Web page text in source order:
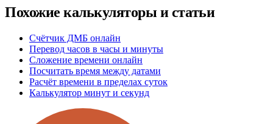
Похожие калькуляторы и статьи
Счётчик ДМБ онлайн
Перевод часов в часы и минуты
Сложение времени онлайн
Посчитать время между датами
Расчёт времени в пределах суток
Калькулятор минут и секунд